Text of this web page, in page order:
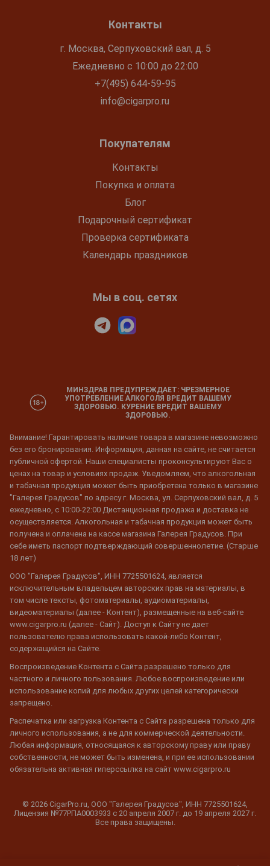
Контакты
г. Москва, Серпуховский вал, д. 5
Ежедневно с 10:00 до 22:00
+7(495) 644-59-95
info@cigarpro.ru
Покупателям
Контакты
Покупка и оплата
Блог
Подарочный сертификат
Проверка сертификата
Календарь праздников
Мы в соц. сетях
МИНЗДРАВ ПРЕДУПРЕЖДАЕТ: ЧРЕЗМЕРНОЕ
УПОТРЕБЛЕНИЕ АЛКОГОЛЯ ВРЕДИТ ВАШЕМУ
ЗДОРОВЬЮ. КУРЕНИЕ ВРЕДИТ ВАШЕМУ
ЗДОРОВЬЮ.
Внимание! Гарантировать наличие товара в магазине невозможно
без его бронирования. Информация, данная на сайте, не считается
публичной офертой. Наши специалисты проконсультируют Вас о
ценах на товар и условиях продаж. Уведомляем, что алкогольная
и табачная продукция может быть приобретена только в магазине
"Галерея Градусов" по адресу г. Москва, ул. Серпуховский вал, д. 5
ежедневно, с 10:00-22:00 Дистанционная продажа и доставка не
осуществляется. Алкогольная и табачная продукция может быть
получена и оплачена на кассе магазина Галерея Градусов. При
себе иметь паспорт подтверждающий совершеннолетие. (Старше
18 лет)
ООО "Галерея Градусов", ИНН 7725501624, является
исключительным владельцем авторских прав на материалы, в
том числе тексты, фотоматериалы, аудиоматериалы,
видеоматериалы (далее - Контент), размещенные на веб-сайте
www.cigarpro.ru (далее - Сайт). Доступ к Сайту не дает
пользователю права использовать какой-либо Контент,
содержащийся на Сайте.
Воспроизведение Контента с Сайта разрешено только для
частного и личного пользования. Любое воспроизведение или
использование копий для любых других целей категорически
запрещено.
Распечатка или загрузка Контента с Сайта разрешена только для
личного использования, а не для коммерческой деятельности.
Любая информация, относящаяся к авторскому праву или праву
собственности, не может быть изменена, и при ее использовании
обязательна активная гиперссылка на сайт www.cigarpro.ru
© 2026 CigarPro.ru, ООО "Галерея Градусов", ИНН 7725501624,
Лицензия №77РПА0003933 c 20 апреля 2007 г. до 19 апреля 2027 г.
Все права защищены.